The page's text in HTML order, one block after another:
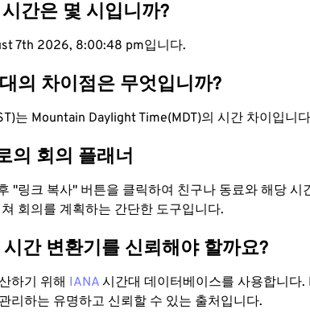
간은 몇 시입니까?
7th 2026, 8:00:49 pm입니다.
의 차이점은 무엇입니까?
는 Mountain Daylight Time(MDT)의 시간 차이입니
의 회의 플래너
"링크 복사" 버튼을 클릭하여 친구나 동료와 해당 시
회의를 계획하는 간단한 도구입니다.
간 변환기를 신뢰해야 할까요?
하기 위해 IANA 시간대 데이터베이스를 사용합니다.
리하는 유명하고 신뢰할 수 있는 출처입니다.